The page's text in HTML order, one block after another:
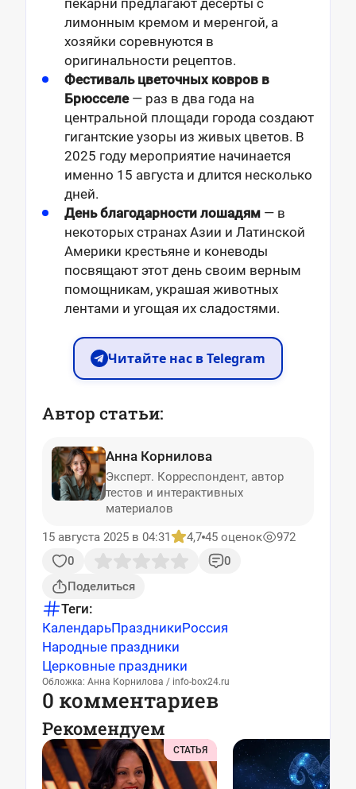
пекарни предлагают десерты с
лимонным кремом и меренгой, а
хозяйки соревнуются в
оригинальности рецептов.
Фестиваль цветочных ковров в
Брюсселе— раз в два года на
центральной площади города создают
гигантские узоры из живых цветов. В
2025 году мероприятие начинается
именно 15 августа и длится несколько
дней.
День благодарности лошадям — в
некоторых странах Азии и Латинской
Америки крестьяне и коневоды
посвящают этот день своим верным
помощникам, украшая животных
лентами и угощая их сладостями.
Читайте нас в Telegram
Автор статьи:
Анна Корнилова
Эксперт. Корреспондент, автор
тестов и интерактивных
материалов
15 августа 2025 в 04:31
4,7 45 оценок
972
0
0
Поделиться
Теги:
КалендарьПраздникиРоссия
Народные праздники
Церковные праздники
Обложка: Анна Корнилова / info-box24.ru
0 комментариев
Рекомендуем
СТАТЬЯ